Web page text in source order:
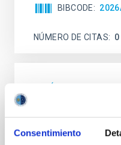
Consentimiento
BIBCODE
NÚMERO DE CITAS 0
terrestrial planet